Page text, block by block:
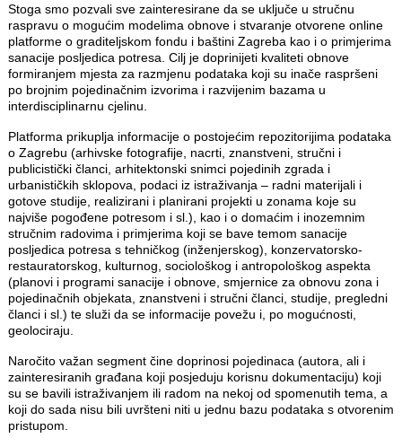
Stoga smo pozvali sve zainteresirane da se uključe u stručnu
raspravu o mogućim modelima obnove i stvaranje otvorene online
platforme o graditeljskom fondu i baštini Zagreba kao i o primjerima
sanacije posljedica potresa. Cilj je doprinijeti kvaliteti obnove
formiranjem mjesta za razmjenu podataka koji su inače raspršeni
po brojnim pojedinačnim izvorima i razvijenim bazama u
interdisciplinarnu cjelinu.
Platforma prikuplja informacije o postojećim repozitorijima podataka
o Zagrebu (arhivske fotografije, nacrti, znanstveni, stručni i
publicistički članci, arhitektonski snimci pojedinih zgrada i
urbanističkih sklopova, podaci iz istraživanja – radni materijali i
gotove studije, realizirani i planirani projekti u zonama koje su
najviše pogođene potresom i sl.), kao i o domaćim i inozemnim
stručnim radovima i primjerima koji se bave temom sanacije
posljedica potresa s tehničkog (inženjerskog), konzervatorsko-
restauratorskog, kulturnog, sociološkog i antropološkog aspekta
(planovi i programi sanacije i obnove, smjernice za obnovu zona i
pojedinačnih objekata, znanstveni i stručni članci, studije, pregledni
članci i sl.) te služi da se informacije povežu i, po mogućnosti,
geolociraju.
Naročito važan segment čine doprinosi pojedinaca (autora, ali i
zainteresiranih građana koji posjeduju korisnu dokumentaciju) koji
su se bavili istraživanjem ili radom na nekoj od spomenutih tema, a
koji do sada nisu bili uvršteni niti u jednu bazu podataka s otvorenim
pristupom.